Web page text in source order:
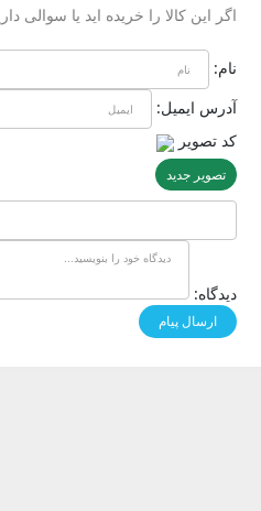
اگر این کالا را خریده اید یا سوالی
نام:
آدرس ایمیل:
کد تصویر
تصویر جدید
دیدگاه: